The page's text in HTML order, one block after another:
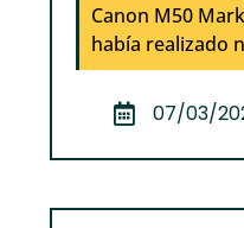
Canon M50
había realizado
07/03/